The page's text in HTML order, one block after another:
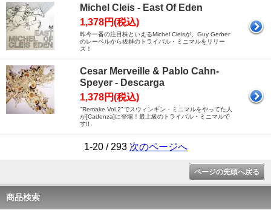
Michel Cleis - East Of Eden
1,378円(税込)
昨今一番の注目株といえるMichel Cleisが、Guy Gerber
のレーベルから抜群のトライバル・ミニマルをリリー
ス！
Cesar Merveille & Pablo Cahn-
Speyer - Descarga
1,378円(税込)
"Remake Vol.2"でスウィンギン・ミニマルをやってた人
が[Cadenza]に登場！最上級のトライバル・ミニマルで
す!!
1-20 / 293 次のページへ
ページの先頭へ戻る
商品検索